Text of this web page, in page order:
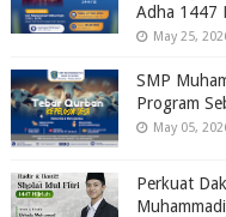
Adha 1447
May 25,
SMP
Program
May 05,
Perkuat